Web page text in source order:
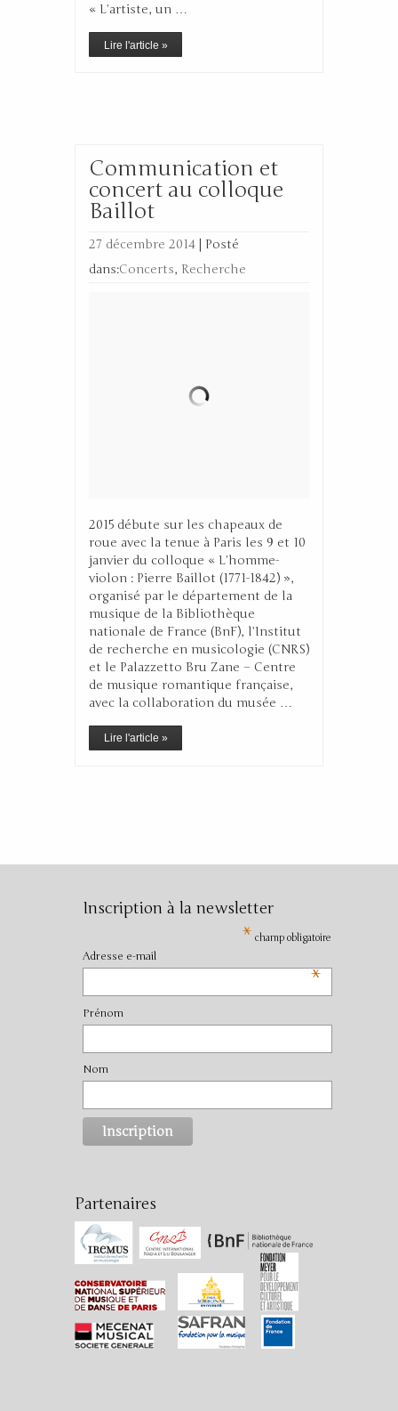
« L’artiste, un …
Lire l'article »
Communication et
concert au colloque
Baillot
27 décembre 2014
Posté
dans:Concerts, Recherche
2015 débute sur les chapeaux de
roue avec la tenue à Paris les 9 et 10
janvier du colloque « L’homme-
violon : Pierre Baillot (1771-1842) »,
organisé par le département de la
musique de la Bibliothèque
nationale de France (BnF), l’Institut
de recherche en musicologie (CNRS)
et le Palazzetto Bru Zane – Centre
de musique romantique française,
avec la collaboration du musée …
Lire l'article »
Inscription à la newsletter
* champ obligatoire
Adresse e-mail
*
Prénom
Nom
Partenaires